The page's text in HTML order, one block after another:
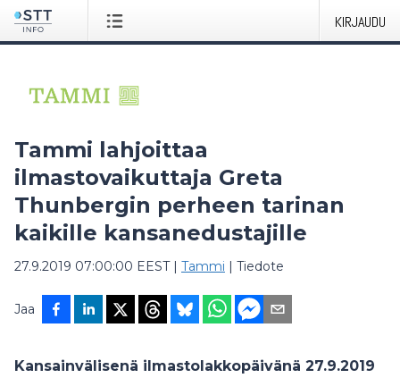
KIRJAUDU
Tammi lahjoittaa
ilmastovaikuttaja Greta
Thunbergin perheen tarinan
kaikille kansanedustajille
27.9.2019 07:00:00 EEST| Tammi | Tiedote
Jaa
Kansainvälisenä ilmastolakkopäivänä 27.9.2019